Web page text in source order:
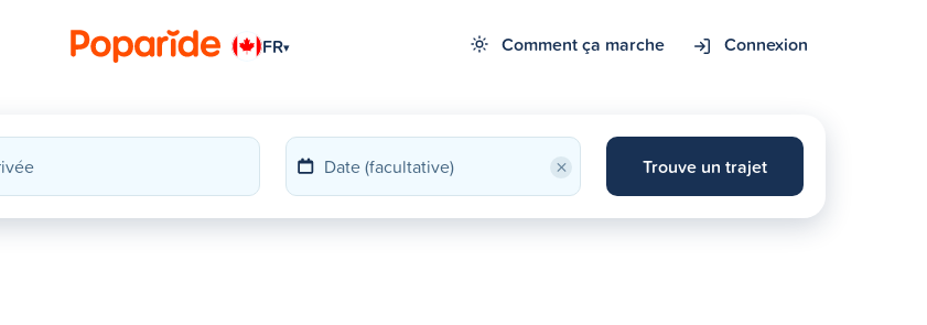
FR▾ Comment ça marche Connexion
× Trouve un trajet